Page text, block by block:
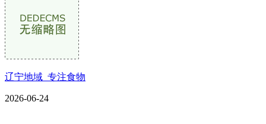
辽宁地域_专注食物
2026-06-24